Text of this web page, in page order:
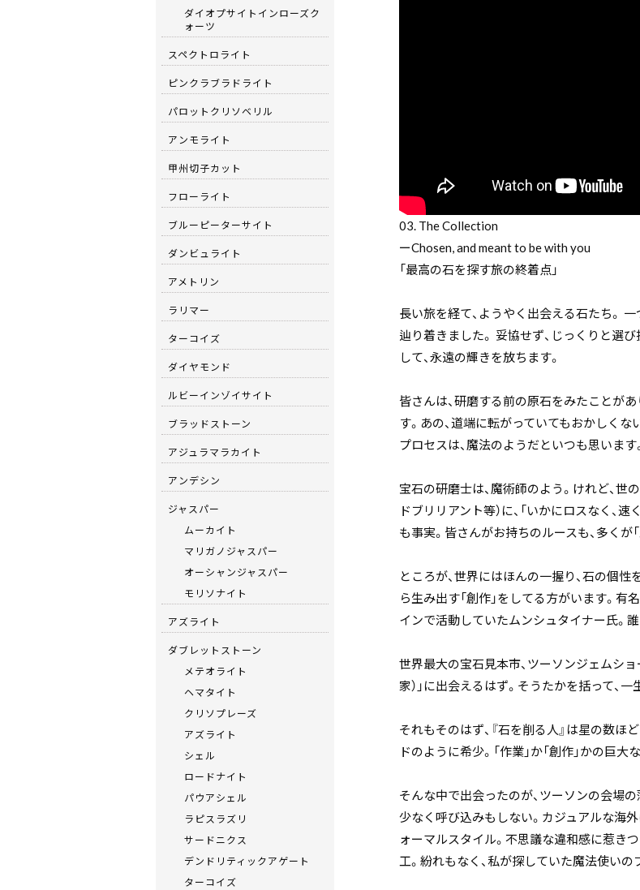
03. The Collection
ーChosen, and meant to be with you
「最高の石を探す旅の終着点」
長い旅を経て、ようやく出会える石たち。
辿り着きました。 妥協せず、じっくりと選
して、永遠の輝きを放ちます。
皆さんは、研磨する前の原石をみたことが
す。あの、道端に転がっていてもおかしく
プロセスは、魔法のようだといつも思います
宝石の研磨士は、魔術師のよう。けれど、世
ドブリリアント等）に、「いかにロスなく、
も事実。皆さんがお持ちのルースも、多くが
ところが、世界にはほんの一握り、石の個性
ら生み出す「創作」をしてる方がいます。有
インで活動していたムンシュタイナー氏。誰
世界最大の宝石見本市、ツーソンジェムシ
家）」に出会えるはず。そうたかを括って、
それもそのはず、『石を削る人』は星の数ほ
ドのように希少。「作業」か「創作」かの巨
そんな中で出会ったのが、ツーソンの会場
少なく呼び込みもしない。カジュアルな海
ォーマルスタイル。不思議な違和感に惹き
工。紛れもなく、私が探していた魔法使いの
ダイオプサイトインローズク
ォーツ
スペクトロライト
ピンクラブラドライト
パロットクリソベリル
アンモライト
甲州切子カット
フローライト
ブルーピーターサイト
ダンビュライト
アメトリン
ラリマー
ターコイズ
ダイヤモンド
ルビーインゾイサイト
ブラッドストーン
アジュラマラカイト
アンデシン
ジャスパー
ムーカイト
マリガノジャスパー
オーシャンジャスパー
モリソナイト
アズライト
ダブレットストーン
メテオライト
ヘマタイト
クリソプレーズ
アズライト
シェル
ロードナイト
パウアシェル
ラピスラズリ
サードニクス
デンドリティックアゲート
ターコイズ